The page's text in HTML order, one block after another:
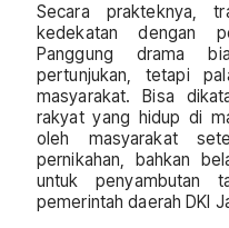
Secara prakteknya,
kedekatan dengan
Panggung drama
pertunjukan, tetapi
masyarakat. Bisa
rakyat yang hidup di
oleh masyarakat
pernikahan, bahkan
untuk penyambutan
pemerintah daerah DKI